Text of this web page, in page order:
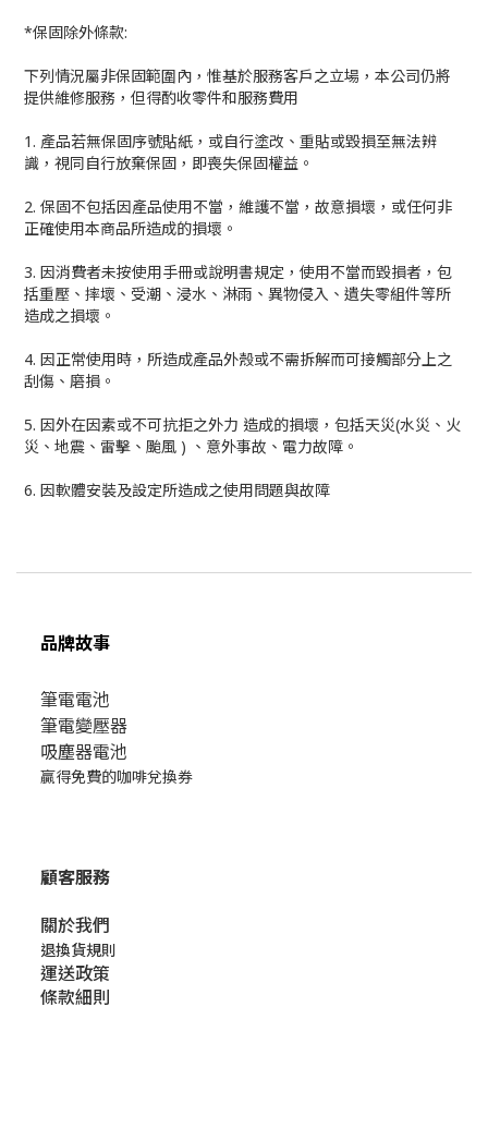
*保固除外條款:
下列情況屬非保固範圍內，惟基於服務客戶之立場，本公司仍將
提供維修服務，但得酌收零件和服務費用
1. 產品若無保固序號貼紙，或自行塗改、重貼或毀損至無法辨
識，視同自行放棄保固，即喪失保固權益。
2. 保固不包括因產品使用不當，維護不當，故意損壞，或任何非
正確使用本商品所造成的損壞。
3. 因消費者未按使用手冊或說明書規定，使用不當而毀損者，包
括重壓、摔壞、受潮、浸水、淋雨、異物侵入、遺失零組件等所
造成之損壞。
4. 因正常使用時，所造成產品外殼或不需拆解而可接觸部分上之
刮傷、磨損。
5. 因外在因素或不可抗拒之外力 造成的損壞，包括天災(水災、火
災、地震、雷擊、颱風 ) 、意外事故、電力故障。
6. 因軟體安裝及設定所造成之使用問題與故障
品牌故事
筆電電池
筆電變壓器
吸塵器電池
贏得免費的咖啡兌換券
顧客服務
關於我們​
退換貨規則
運送政策
條款細則